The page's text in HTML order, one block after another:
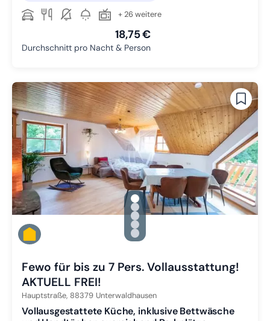
+ 26 weitere
18,75 €
Durchschnitt pro Nacht & Person
gallery.slide_selector
Zu Slide 1 wechseln
Zu Slide 2 wechseln
Zu Slide 3 wechseln
Zu Slide 4 wechseln
Zu Slide 5 wechseln
Fewo für bis zu 7 Pers. Vollausstattung!
AKTUELL FREI!
Hauptstraße, 88379 Unterwaldhausen
Vollausgestattete Küche, inklusive Bettwäsche